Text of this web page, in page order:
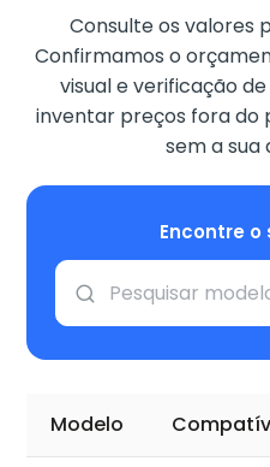
Consulte os valores
Confirmamos o
visual e verificação
inventar preços fora do
sem a sua
Encontre o
Modelo